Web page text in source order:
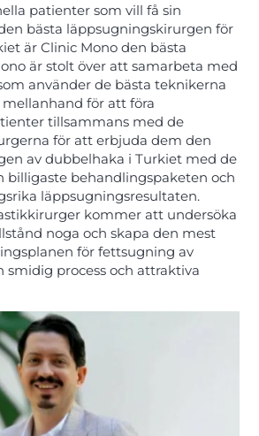
patienter som vill få sin
bästa läppsugningskirurgen för
är Clinic Mono den bästa
är stolt över att samarbeta med
använder de bästa teknikerna
för att föra
tillsammans med de
för att erbjuda dem den
av dubbelhaka i Turkiet med de
billigaste behandlingspaketen och
läppsugningsresultaten.
kommer att undersöka
noga och skapa den mest
för fettsugning av
smidig process och attraktiva